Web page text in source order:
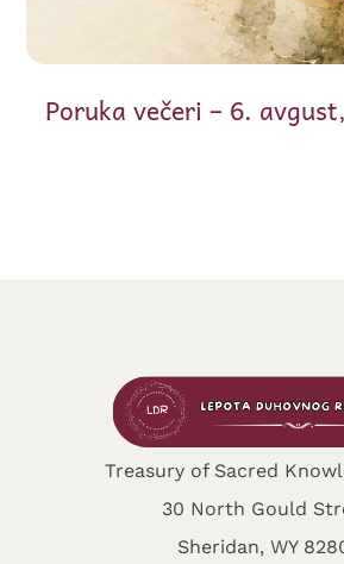
Poruka večeri – 6.
Treasury of Sacred
30 North Gould
Sheridan, WY